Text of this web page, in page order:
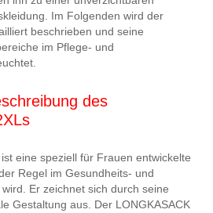
Im Folgenden wird der
beschrieben und seine
im Pflege- und
des
eine speziell für Frauen entwickelte
Regel im Gesundheits- und
Er zeichnet sich durch seine
Gestaltung aus. Der LONGKASACK